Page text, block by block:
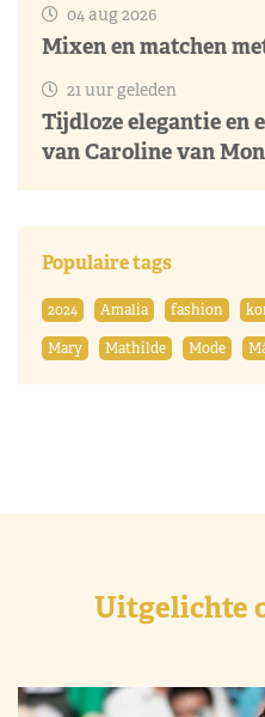
04 aug 2026
Mixen en matchen
21 uur geleden
Tijdloze elegantie en
van Caroline van
Populaire tags
2024 Amalia fashion
Mary
Mathilde Mode
Uitgelichte